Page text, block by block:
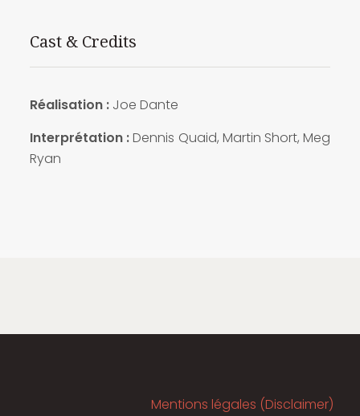
Cast & Credits
Réalisation :Joe Dante
Interprétation :Dennis Quaid, Martin Short, Meg
Ryan
Mentions légales (Disclaimer)